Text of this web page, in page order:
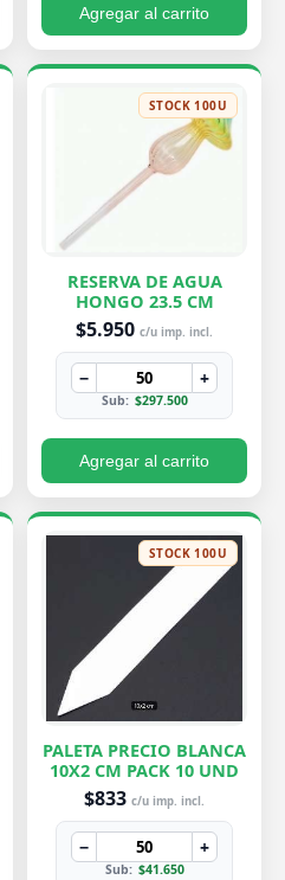
Agregar al carrito
STOCK 100U
RESERVA DE AGUA
HONGO 23.5 CM
$5.950 c/u imp. incl.
− +
Sub: $297.500
Agregar al carrito
STOCK 100U
PALETA PRECIO BLANCA
10X2 CM PACK 10 UND
$833 c/u imp. incl.
− +
Sub: $41.650